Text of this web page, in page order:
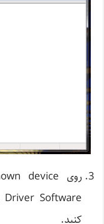
کنید.